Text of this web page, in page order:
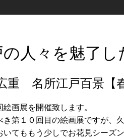
人々を魅了
重 名所江戸百景【
絵画展を開催致します。
き第１０回目の絵画展ですが、
いてももう少しでお花見シーズ